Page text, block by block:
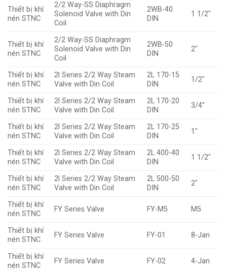
Thiết bị khí
nén STNC
2/2 Way-SS Diaphragm
Solenoid Valve with Din
Coil
2WB-40
DIN
1 1/2″
Thiết bị khí
nén STNC
2/2 Way-SS Diaphragm
Solenoid Valve with Din
Coil
2WB-50
DIN
2″
Thiết bị khí
nén STNC
2l Series 2/2 Way Steam
Valve with Din Coil
2L 170-15
DIN
1/2″
Thiết bị khí
nén STNC
2l Series 2/2 Way Steam
Valve with Din Coil
2L 170-20
DIN
3/4″
Thiết bị khí
nén STNC
2l Series 2/2 Way Steam
Valve with Din Coil
2L 170-25
DIN
1″
Thiết bị khí
nén STNC
2l Series 2/2 Way Steam
Valve with Din Coil
2L 400-40
DIN
1 1/2″
Thiết bị khí
nén STNC
2l Series 2/2 Way Steam
Valve with Din Coil
2L 500-50
DIN
2″
Thiết bị khí
nén STNC
FY Series Valve FY-M5 M5
Thiết bị khí
nén STNC
FY Series Valve FY-01 8-Jan
Thiết bị khí
nén STNC
FY Series Valve FY-02 4-Jan